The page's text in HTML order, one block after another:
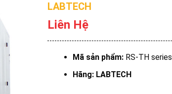
LABTECH
Liên Hệ
Mã sản phẩm:RS-TH series
Hãng: LABTECH